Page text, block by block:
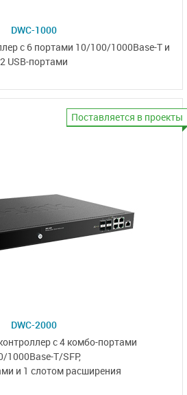
DWC-1000
с 6 портами 10/100/1000Base-T и
2 USB-портами
Поставляется в проекты
DWC-2000
с 4 комбо-портами
1000Base-T/SFP,
и 1 слотом расширения